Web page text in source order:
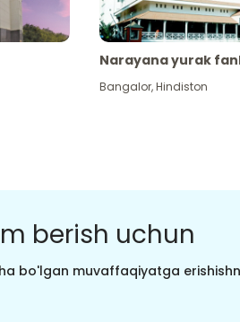
Narayana yurak
Bangalor,Hindiston
berish uchun
bo'lgan muvaffaqiyatga